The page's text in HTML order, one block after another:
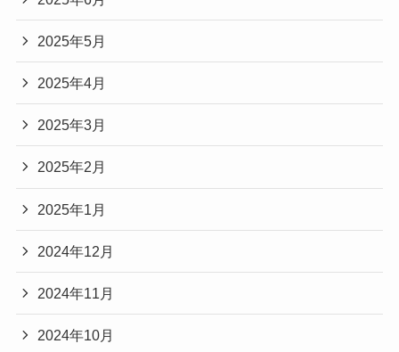
2025年5月
2025年4月
2025年3月
2025年2月
2025年1月
2024年12月
2024年11月
2024年10月